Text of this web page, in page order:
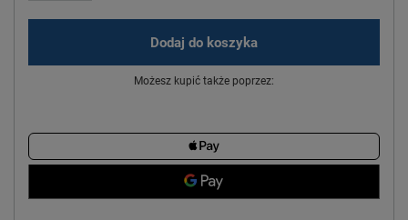
Dodaj do koszyka
Możesz kupić także poprzez: